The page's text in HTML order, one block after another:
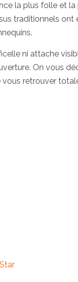
la plus folle et
traditionnels ont
ni attache
On vous
retrouver